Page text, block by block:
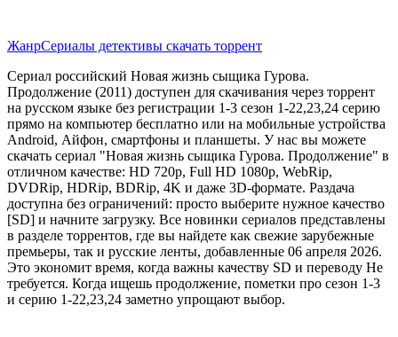
ЖанрСериалы детективы скачать торрент
Сериал российский Новая жизнь сыщика Гурова.
Продолжение (2011) доступен для скачивания через торрент
на русском языке без регистрации 1-3 сезон 1-22,23,24 серию
прямо на компьютер бесплатно или на мобильные устройства
Android, Айфон, смартфоны и планшеты. У нас вы можете
скачать сериал "Новая жизнь сыщика Гурова. Продолжение" в
отличном качестве: HD 720p, Full HD 1080p, WebRip,
DVDRip, HDRip, BDRip, 4K и даже 3D-формате. Раздача
доступна без ограничений: просто выберите нужное качество
[SD] и начните загрузку. Все новинки сериалов представлены
в разделе торрентов, где вы найдете как свежие зарубежные
премьеры, так и русские ленты, добавленные 06 апреля 2026.
Это экономит время, когда важны качеству SD и переводу Не
требуется. Когда ищешь продолжение, пометки про сезон 1-3
и серию 1-22,23,24 заметно упрощают выбор.